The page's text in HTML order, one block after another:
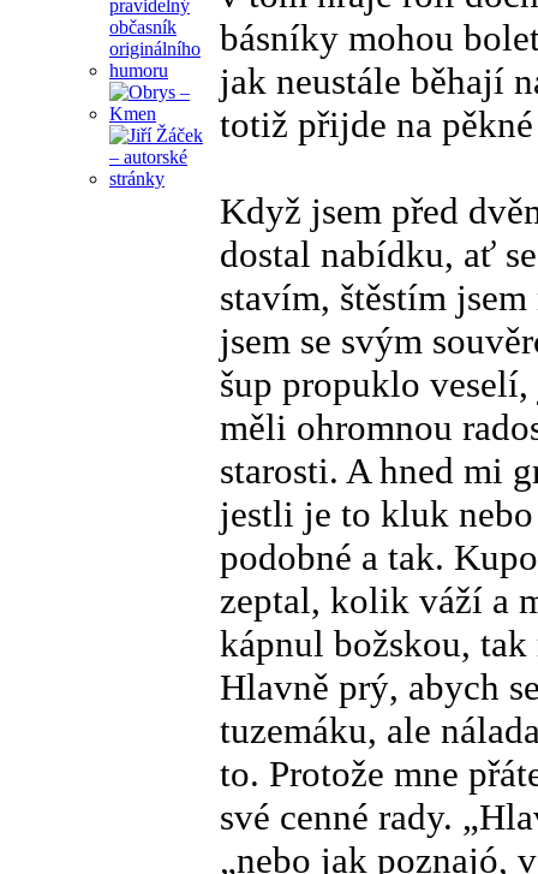
básníky mohou
jak neustále běhají
totiž přijde na
Když jsem před
dostal nabídku, ať
stavím, štěstím
jsem se svým
šup propuklo
měli ohromnou
starosti. A hned mi
jestli je to kluk
podobné a tak.
zeptal, kolik váží a
kápnul božskou,
Hlavně prý, abych
tuzemáku, ale
to. Protože mne
své cenné rady.
„nebo jak poznajó,